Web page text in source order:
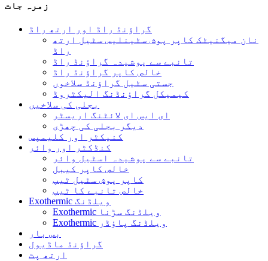
زمرہ جات
گراؤنڈ راڈ اور ارتھ راڈ
نان میگنیٹک کاپر پوش سٹینلیس سٹیل ارتھ
راڈ
تانبے سے پوشیدہ گراؤنڈ راڈ
خالص کاپر گراؤنڈ راڈ
جستی سٹیل گراؤنڈ سلاخوں
کیمیکل گراؤنڈنگ الیکٹروڈ
بجلی کی سلاخیں
ای ایس ای لائٹنگ اریسٹر
دیگر بجلی کی چھڑی
کنیکٹر اور کلیمپس
کنڈکٹر اور وائر
تانبے سے پوشیدہ اسٹیل وائر
خالص کاپر کیبل
کاپر پوش سٹیل ٹیپ
خالص تانبے کا ٹیپ
Exothermic ویلڈنگ
Exothermic ویلڈنگ سڑنا
Exothermic ویلڈنگ پاؤڈر
بس بار
گراؤنڈ ماڈیول
ارتھ پٹ